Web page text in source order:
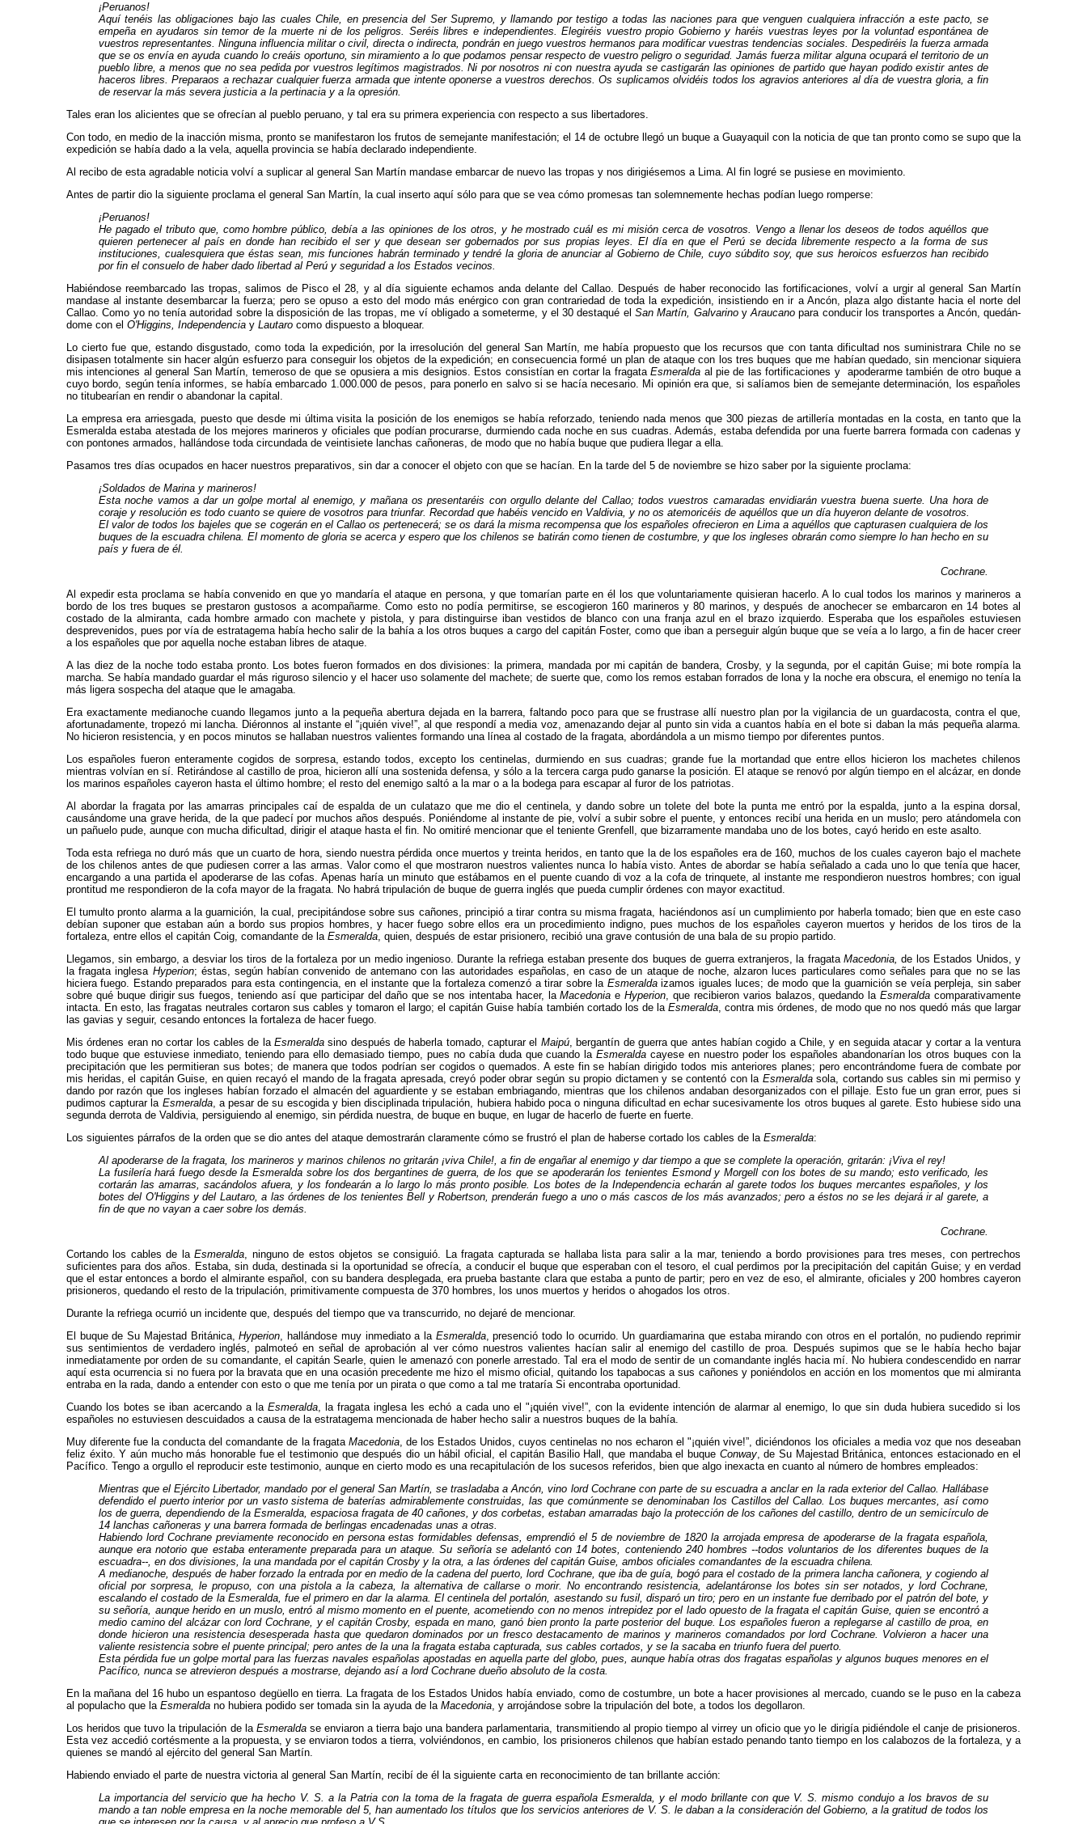
¡Peruanos!
Aquí tenéis las obligaciones bajo las cuales Chile, en presencia del Ser Supremo, y llamando por testigo a todas las naciones para que venguen cualquiera infracción a este pacto, se
empeña en ayudaros sin temor de la muerte ni de los peligros. Seréis libres e independientes. Elegiréis vuestro propio Gobierno y haréis vuestras leyes por la voluntad espontánea de
vuestros representantes. Ninguna influencia militar o civil, directa o indirecta, pondrán en juego vues­tros hermanos para modificar vuestras tendencias sociales. Despediréis la fuerza armada
que se os envía en ayuda cuan­do lo creáis oportuno, sin miramiento a lo que podamos pen­sar respecto de vuestro peligro o seguridad. Jamás fuerza militar alguna ocupará el territorio de un
pueblo libre, a menos que no sea pedida por vuestros legítimos magistrados. Ni por nosotros ni con nuestra ayuda se castigarán las opiniones de partido que hayan podido existir antes de
haceros libres. Preparaos a rechazar cualquier fuerza armada que in­tente oponerse a vuestros derechos. Os suplicamos olvidéis todos los agravios anteriores al día de vuestra gloria, a fin
de reservar la más severa justicia a la pertinacia y a la opresión.
Tales eran los alicientes que se ofrecían al pueblo pe­ruano, y tal era su primera experiencia con respecto a sus libertadores.
Con todo, en medio de la inacción misma, pronto se ma­nifestaron los frutos de semejante manifestación; el 14 de octubre llegó un buque a Guayaquil con la noticia de que tan pronto como se supo que la
expedición se había dado a la vela, aquella provincia se había declarado independiente.
Al recibo de esta agradable noticia volví a suplicar al gene­ral San Martín mandase embarcar de nuevo las tropas y nos dirigiésemos a Lima. Al fin logré se pusiese en movimiento.
Antes de partir dio la siguiente proclama el general San Martín, la cual inserto aquí sólo para que se vea cómo pro­mesas tan solemnemente hechas podían luego romperse:
¡Peruanos!
He pagado el tributo que, como hombre pú­blico, debía a las opiniones de los otros, y he mostrado cuál es mi misión cerca de vosotros. Vengo a llenar los deseos de todos aquéllos que
quieren pertenecer al país en donde han recibido el ser y que desean ser gobernados por sus propias leyes. El día en que el Perú se decida libremente respecto a la forma de sus
instituciones, cualesquiera que éstas sean, mis funciones habrán terminado y tendré la gloria de anun­ciar al Gobierno de Chile, cuyo súbdito soy, que sus heroicos esfuerzos han recibido
por fin el consuelo de haber dado li­bertad al Perú y seguridad a los Estados vecinos.
Habiéndose reembarcado las tropas, salimos de Pisco el 28, y al día siguiente echamos anda delante del Callao. Des­pués de haber reconocido las fortificaciones, volví a urgir al general San Martín
mandase al instante desembarcar la fuer­za; pero se opuso a esto del modo más enérgico con gran con­trariedad de toda la expedición, insistiendo en ir a Ancón, plaza algo distante hacia el norte del
Callao. Como yo no te­nía autoridad sobre la disposición de las tropas, me ví obli­gado a someterme, y el 30 destaqué el San Martín, GalvarinoyAraucano para conducir los transportes a Ancón, quedán­
dome con el O'Higgins, Independencia y Lautaro como dis­puesto a bloquear.
Lo cierto fue que, estando disgustado, como toda la expedición, por la irresolución del general San Martín, me había propuesto que los recursos que con tanta dificultad nos suministrara Chile no se
disipasen totalmente sin hacer algún esfuerzo para conseguir los objetos de la expedición; en con­secuencia formé un plan de ataque con los tres buques que me habían quedado, sin mencionar siquiera
mis intenciones al general San Martín, temeroso de que se opusiera a mis designios. Estos consistían en cortar la fragataEsmeralda al pie de las fortificaciones y apoderarme también de otro bu­que a
cuyo bordo, según tenía informes, se había embarcado 1.000.000 de pesos, para ponerlo en salvo si se hacía necesa­rio. Mi opinión era que, si salíamos bien de semejante determinación, los españoles
no titubearían en rendir o abandonar la capital.
La empresa era arriesgada, puesto que desde mi última visita la posición de los enemigos se había reforzado, tenien­do nada menos que 300 piezas de artillería montadas en la costa, en tanto que la
Esmeralda estaba atestada de los me­jores marineros y oficiales que podían procurarse, durmiendo cada noche en sus cuadras. Además, estaba defendida por una fuerte barrera formada con cadenas y
con pontones armados, hallándose toda circundada de veintisiete lanchas cañoneras, de modo que no había buque que pudiera llegar a ella.
Pasamos tres días ocupados en hacer nuestros preparati­vos, sin dar a conocer el objeto con que se hacían. En la tarde del 5 de noviembre se hizo saber por la siguiente proclama:
¡Soldados de Marina y marineros!
Esta noche vamos a dar un golpe mortal al enemigo, y mañana os presentaréis con orgullo delante del Callao; todos vuestros camaradas envidiarán vuestra buena suerte. Una hora de
coraje y resolución es todo cuanto se quiere de vosotros para triunfar. Recordad que habéis vencido en Valdi­via, y no os atemoricéis de aquéllos que un día huyeron de­lante de vosotros.
El valor de todos los bajeles que se cogerán en el Callao os pertenecerá; se os dará la misma recompensa que los espa­ñoles ofrecieron en Lima a aquéllos que capturasen cual­quiera de los
buques de la escuadra chilena. El momento de gloria se acerca y espero que los chilenos se batirán como tienen de costumbre, y que los ingleses obrarán como siempre lo han hecho en su
país y fuera de él.
Cochrane.
Al expedir esta proclama se había convenido en que yo mandaría el ataque en persona, y que tomarían parte en él los que voluntariamente quisieran hacerlo. A lo cual todos los marinos y marineros a
bordo de los tres buques se pres­taron gustosos a acompañarme. Como esto no podía permi­tirse, se escogieron 160 marineros y 80 marinos, y después de anochecer se embarcaron en 14 botes al
costado de la almi­ranta, cada hombre armado con machete y pistola, y para distinguirse iban vestidos de blanco con una franja azul en el brazo izquierdo. Esperaba que los españoles estuviesen
desprevenidos, pues por vía de estratagema había hecho salir de la bahía a los otros buques a cargo del capitán Foster, como que iban a perseguir algún buque que se veía a lo largo, a fin de hacer creer
a los españoles que por aquella noche estaban libres de ataque.
A las diez de la noche todo estaba pronto. Los botes fueron formados en dos divisiones: la primera, mandada por mi capitán de bandera, Crosby, y la segunda, por el capitán Guise; mi bote rompía la
marcha. Se había mandado guar­dar el más riguroso silencio y el hacer uso solamente del ma­chete; de suerte que, como los remos estaban forrados de lona y la noche era obscura, el enemigo no tenía la
más ligera sospecha del ataque que le amagaba.
Era exactamente medianoche cuando llegamos junto a la pequeña abertura dejada en la barrera, faltando poco para que se frustrase allí nuestro plan por la vigilancia de un guardacosta, contra el que,
afortunadamente, tropezó mi lancha. Diéronnos al instante el “¡quién vive!”, al que respondí a media voz, amenazando dejar al punto sin vida a cuantos había en el bote si daban la más pequeña alarma.
No hicie­ron resistencia, y en pocos minutos se hallaban nuestros va­lientes formando una línea al costado de la fragata, abordán­dola a un mismo tiempo por diferentes puntos.
Los españoles fueron enteramente cogidos de sorpresa, estando todos, excepto los centinelas, durmiendo en sus cua­dras; grande fue la mortandad que entre ellos hicieron los machetes chilenos
mientras volvían en sí. Retirándose al cas­tillo de proa, hicieron allí una sostenida defensa, y sólo a la tercera carga pudo ganarse la posición. El ataque se renovó por algún tiempo en el alcázar, en donde
los marinos españoles cayeron hasta el último hombre; el resto del enemigo saltó a la mar o a la bodega para escapar al furor de los patriotas.
Al abordar la fragata por las amarras principales caí de espalda de un culatazo que me dio el centinela, y dando so­bre un tolete del bote la punta me entró por la espalda, junto a la espina dorsal,
causándome una grave herida, de la que padecí por muchos años después. Poniéndome al instante de pie, volví a subir sobre el puente, y entonces recibí una he­rida en un muslo; pero atándomela con
un pañuelo pude, aunque con mucha dificultad, dirigir el ataque hasta el fin. No omitiré mencionar que el teniente Grenfell, que bizarra­mente mandaba uno de los botes, cayó herido en este asalto.
Toda esta refriega no duró más que un cuarto de hora, siendo nuestra pérdida once muertos y treinta heridos, en tanto que la de los españoles era de 160, muchos de los cua­les cayeron bajo el machete
de los chilenos antes de que pu­diesen correr a las armas. Valor como el que mostraron nues­tros valientes nunca lo había visto. Antes de abordar se ha­bía señalado a cada uno lo que tenía que hacer,
encargando a una partida el apoderarse de las cofas. Apenas haría un minuto que estábamos en el puente cuando di voz a la cofa de trinquete, al instante me respondieron nuestros hombres; con igual
prontitud me respondieron de la cofa mayor de la fragata. No habrá tripulación de buque de guerra inglés que pueda cumplir órdenes con mayor exactitud.
El tumulto pronto alarma a la guarnición, la cual, pre­cipitándose sobre sus cañones, principió a tirar contra su misma fragata, haciéndonos así un cumplimiento por haberla tomado; bien que en este caso
debían suponer que estaban aún a bordo sus propios hombres, y hacer fuego sobre ellos era un procedimiento indigno, pues muchos de los españoles cayeron muertos y heridos de los tiros de la
fortaleza, entre ellos el capitán Coig, comandante de la Esmeralda, quien, después de estar prisionero, recibió una grave contusión de una bala de su propio partido.
Llegamos, sin embargo, a desviar los tiros de la forta­leza por un medio ingenioso. Durante la refriega estaban presente dos buques de guerra extranjeros, la fragataMacedonia, de los Estados Unidos, y
la fragata inglesa Hyperion; éstas, según habían convenido de antemano con las autorida­des españolas, en caso de un ataque de noche, alzaron luces particulares como señales para que no se las
hiciera fuego. Estando preparados para esta contingencia, en el instante que la fortaleza comenzó a tirar sobre la Esmeraldaizamos iguales luces; de modo que la guarnición se veía perpleja, sin saber
sobre qué buque dirigir sus fuegos, teniendo así que partici­par del daño que se nos intentaba hacer, laMacedonia eHyperion, que recibieron varios balazos, quedando laEsme­ralda comparativamente
intacta. En esto, las fragatas neutra­les cortaron sus cables y tomaron el largo; el capitán Guise había también cortado los de la Esmeralda, contra mis órde­nes, de modo que no nos quedó más que largar
las gavias y seguir, cesando entonces la fortaleza de hacer fuego.
Mis órdenes eran no cortar los cables de laEsmeralda sino después de haberla tomado, capturar el Maipú, bergan­tín de guerra que antes habían cogido a Chile, y en seguida atacar y cortar a la ventura
todo buque que estuviese inme­diato, teniendo para ello demasiado tiempo, pues no cabía duda que cuando laEsmeralda cayese en nuestro poder los españoles abandonarían los otros buques con la
precipitación que les permitieran sus botes; de manera que todos podrían ser cogidos o quemados. A este fin se habían dirigido todos mis anteriores planes; pero encontrándome fuera de combate por
mis heridas, el capitán Guise, en quien recayó el mando de la fragata apresada, creyó poder obrar según su propio dictamen y se contentó con la Esmeraldasola, cortando sus cables sin mi permiso y
dando por razón que los ingleses habían forzado el almacén del aguardiente y se estaban em­briagando, mientras que los chilenos andaban desorganizados con el pillaje. Esto fue un gran error, pues si
pudimos capturar la Esmeralda, a pesar de su escogida y bien disciplinada tripulación, hubiera habido poca o ninguna dificultad en echar sucesivamente los otros buques al garete. Esto hubiese sido una
segunda derrota de Valdivia, persiguiendo al enemigo, sin pérdida nuestra, de buque en buque, en lugar de hacerlo de fuerte en fuerte.
Los siguientes párrafos de la orden que se dio antes del ataque demostrarán claramente cómo se frustró el plan de haberse cortado los cables de la Esmeralda:
Al apoderarse de la fragata, los marineros y marinos chilenos no gritarán ¡viva Chile!, a fin de engañar al enemi­go y dar tiempo a que se complete la operación, gritarán: ¡Viva el rey!
La fusilería hará fuego desde la Esmeralda sobre los dos bergantines de guerra, de los que se apoderarán los tenientes Esmond y Morgell con los botes de su mando; esto verificado, les
cortarán las amarras, sacándolos afuera, y los fondearán a lo largo lo más pronto posible. Los botes de la Independencia echarán al garete todos los buques mercantes españo­les, y los
botes del O'Higgins y del Lautaro, a las órdenes de los tenientes Bell y Robertson, prenderán fuego a uno o más cascos de los más avanzados; pero a éstos no se les dejará ir al garete, a
fin de que no vayan a caer sobre los demás.
Cochrane.
Cortando los cables de laEsmeralda, ninguno de estos objetos se consiguió. La fragata capturada se hallaba lista para salir a la mar, teniendo a bordo provisiones para tres meses, con pertrechos
suficientes para dos años. Estaba, sin duda, destinada si la oportunidad se ofrecía, a conducir el buque que esperaban con el tesoro, el cual perdimos por la precipitación del capitán Guise; y en verdad
que el estar en­tonces a bordo el almirante español, con su bandera desple­gada, era prueba bastante clara que estaba a punto de partir; pero en vez de eso, el almirante, oficiales y 200 hombres ca­yeron
prisioneros, quedando el resto de la tripulación, pri­mitivamente compuesta de 370 hombres, los unos muertos y heridos o ahogados los otros.
Durante la refriega ocurrió un incidente que, después del tiempo que va transcurrido, no dejaré de mencionar.
El buque de Su Majestad Británica,Hyperion, hallándose muy inmediato a la Esmeralda, presenció todo lo ocurrido. Un guardiamarina que estaba mirando con otros en el portalón, no pudiendo reprimir
sus sentimientos de verdade­ro inglés, palmoteó en señal de aprobación al ver cómo nues­tros valientes hacían salir al enemigo del castillo de proa. Después supimos que se le había hecho bajar
inmediatamen­te por orden de su comandante, el capitán Searle, quien le amenazó con ponerle arrestado. Tal era el modo de sentir de un comandante inglés hacia mí. No hubiera condescendi­do en narrar
aquí esta ocurrencia si no fuera por la bravata que en una ocasión precedente me hizo el mismo oficial, qui­tando los tapabocas a sus cañones y poniéndolos en acción en los momentos que mi almiranta
entraba en la rada, dando a entender con esto o que me tenía por un pirata o que como a tal me trataría Si encontraba oportunidad.
Cuando los botes se iban acercando a la Esmeralda, la fragata inglesa les echó a cada uno el "¡quién vive!”, con la evidente intención de alarmar al enemigo, lo que sin duda hubiera sucedido si los
españoles no estuviesen descuidados a causa de la estratagema mencionada de haber hecho salir a nuestros buques de la bahía.
Muy diferente fue la conducta del comandante de la fra­gata Macedonia, de los Estados Unidos, cuyos centinelas no nos echaron el "¡quién vive!”, diciéndonos los oficiales a me­dia voz que nos deseaban
feliz éxito. Y aún mucho más hono­rable fue el testimonio que después dio un hábil oficial, el capitán Basilio Hall, que mandaba el buque Conway, de Su Majestad Británica, entonces estacionado en el
Pacífico. Ten­go a orgullo el reproducir este testimonio, aunque en cierto modo es una recapitulación de los sucesos referidos, bien que algo inexacta en cuanto al número de hombres empleados:
Mientras que el Ejército Libertador, mandado por el general San Martín, se trasladaba a Ancón, vino lord Cochrane con parte de su escuadra a anclar en la rada exterior del Callao. Hallábase
defendido el puerto interior por un vasto sistema de baterías admirablemente construidas, las que comúnmente se denominaban los Castillos del Callao. Los bu­ques mercantes, así como
los de guerra, dependiendo de la Esmeralda, espaciosa fragata de 40 cañones, y dos corbetas, es­taban amarradas bajo la protección de los cañones del casti­llo, dentro de un semicírculo de
14 lanchas cañoneras y una barrera formada de berlingas encadenadas unas a otras.
Habiendo lord Cochrane previamente reconocido en persona estas formidables defensas, emprendió el 5 de noviembre de 1820 la arrojada empresa de apoderarse de la fra­gata española,
aunque era notorio que estaba enteramente preparada para un ataque. Su señoría se adelantó con 14 botes, conteniendo 240 hombres --todos voluntarios de los diferentes buques de la
escuadra--, en dos divisiones, la una mandada por el capitán Crosby y la otra, a las órdenes del capitán Guise, ambos oficiales comandantes de la escuadra chilena.
A medianoche, después de haber forzado la entrada por en medio de la cadena del puerto, lord Cochrane, que iba de guía, bogó para el costado de la primera lancha cañonera, y cogiendo al
oficial por sorpresa, le propuso, con una pistola a la cabeza, la alternativa de callarse o morir. No encontran­do resistencia, adelantáronse los botes sin ser notados, y lord Cochrane,
escalando el costado de la Esmeralda, fue el pri­mero en dar la alarma. El centinela del portalón, asestando su fusil, disparó un tiro; pero en un instante fue derribado por el patrón del bote, y
su señoría, aunque herido en un muslo, entró al mismo momento en el puente, acometiendo con no menos intrepidez por el lado opuesto de la fragata el capitán Guise, quien se encontró a
medio camino del alcázar con lord Cochrane, y el capitán Crosby, espada en mano, ganó bien pronto la parte posterior del buque. Los españoles fue­ron a replegarse al castillo de proa, en
donde hicieron una resistencia desesperada hasta que quedaron dominados por un fresco destacamento de marinos y marineros comandados por lord Cochrane. Volvieron a hacer una
valiente resis­tencia sobre el puente principal; pero antes de la una la fra­gata estaba capturada, sus cables cortados, y se la sacaba en triunfo fuera del puerto.
Esta pérdida fue un golpe mortal para las fuerzas na­vales españolas apostadas en aquella parte del globo, pues, aunque había otras dos fragatas españolas y algunos buques menores en el
Pacífico, nunca se atrevieron después a mos­trarse, dejando así a lord Cochrane dueño absoluto de la costa.
En la mañana del 16 hubo un espantoso degüello en tierra. La fragata de los Estados Unidos había enviado, como de costumbre, un bote a hacer provisiones al mercado, cuan­do se le puso en la cabeza
al populacho que la Esmeralda no hubiera podido ser tomada sin la ayuda de la Macedonia, y arrojándose sobre la tripulación del bote, a todos los degollaron.
Los heridos que tuvo la tripulación de la Esmeraldase enviaron a tierra bajo una bandera parlamentaria, transmitiendo al propio tiempo al virrey un oficio que yo le dirigía pidiéndole el canje de prisioneros.
Esta vez accedió cortésmente a la propuesta, y se enviaron todos a tierra, volviéndonos, en cambio, los prisioneros chilenos que habían estado penando tanto tiempo en los calabozos de la fortaleza, y a
quienes se mandó al ejército del general San Martín.
Habiendo enviado el parte de nuestra victoria al general San Martín, recibí de él la siguiente carta en reconocimiento de tan brillante acción:
La importancia del servicio que ha hecho V. S. a la Patria con la toma de la fragata de guerra española Esmeralda, y el modo brillante con que V. S. mismo condujo a los bravos de su
mando a tan noble empresa en la noche memo­rable del 5, han aumentado los títulos que los servicios an­teriores de V. S. le daban a la consideración del Gobierno, a la gratitud de todos los